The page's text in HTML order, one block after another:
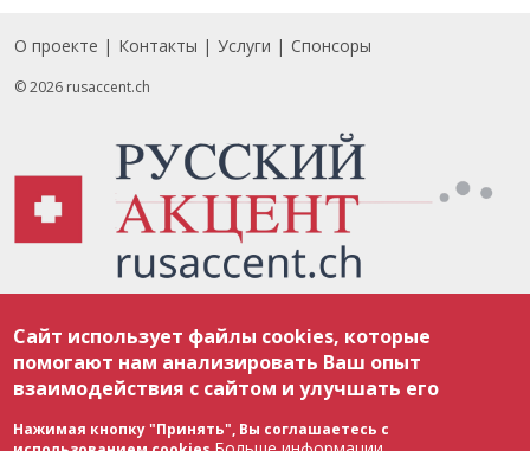
Footer
О проекте Контакты Услуги Спонсоры
© 2026 rusaccent.ch
соответствии с законодательством Швейцарии об авторском праве и
международными соглашениями. Полное или частичное использование
материалов возможно только с разрешения редакции. В случае полного
или частичного воспроизведения материалов сайта rusaccent.ch,
ОБЯЗАТЕЛЬНА АКТИВНАЯ ГИПЕРССЫЛКА на конкретный заимствованный
текст. Фотоизображения, размещенные редакцией rusaccent.ch, являются
ее исключительной собственностью. Полное или частичное
Сайт использует файлы cookies, которые
помогают нам анализировать Ваш опыт
взаимодействия с сайтом и улучшать его
Нажимая кнопку "Принять", Вы соглашаетесь с